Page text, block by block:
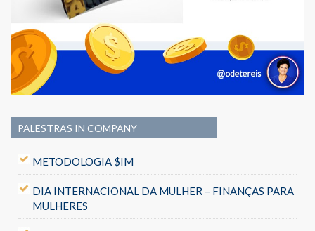
PALESTRAS IN COMPANY
METODOLOGIA $IM
DIA INTERNACIONAL DA MULHER – FINANÇAS PARA
MULHERES